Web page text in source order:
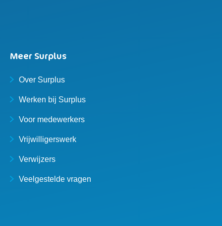
Meer Surplus
Over Surplus
Werken bij Surplus
Voor medewerkers
Vrijwilligerswerk
Verwijzers
Veelgestelde vragen